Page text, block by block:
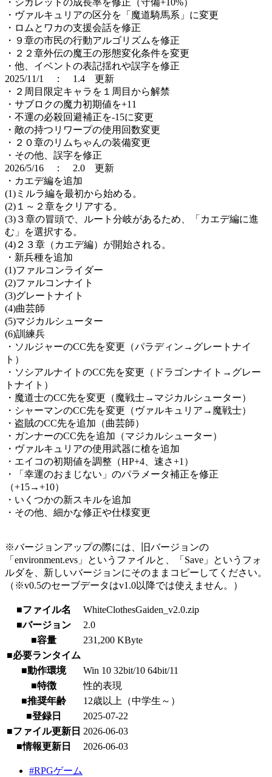
・シガレットの成長率を修正（守備+10%）
・ヴァルキュリアの区分を「魔道騎馬系」に変更
・ロムとワカの支援会話を修正
・９章の市民の行動アルゴリズムを修正
・２２章外伝の魔王の形態変化条件を変更
・他、イベントの表記揺れや誤字を修正
2025/11/1 ： 1.4 更新
・２周目限定キャラを１周目から解禁
・サブロクの魔力初期値を+11
・不運の必殺回避補正を-15に変更
・敵の持つリワープの使用回数変更
・２０章のリムちゃんの装備変更
・その他、誤字を修正
2026/5/16 ： 2.0 更新
・カエデ編を追加
(1)ミルラ編を最初から始める。
(2)１～２章をクリアする。
(3)３章の冒頭で、ルート分岐があるため、「カエデ編に進
む」を選択する。
(4)２３章（カエデ編）が開始される。
・新兵種を追加
(1)ファルコンライダー
(2)ファルコンナイト
(3)グレートナイト
(4)曲芸師
(5)マジカルシューター
(6)訓練兵
・ソルジャーのCC先を変更（パラディン→グレートナイ
ト）
・ソシアルナイトのCC先を変更（ドラゴンナイト→グレー
トナイト）
・魔道士のCC先を変更（魔戦士→マジカルシューター）
・シャーマンのCC先を変更（ヴァルキュリア→魔戦士）
・盗賊のCC先を追加（曲芸師）
・ガンナーのCC先を追加（マジカルシューター）
・ヴァルキュリアの使用武器に槍を追加
・エイコの初期値を調整（HP+4、速さ+1）
・「幸運のおまじない」のパラメータ補正を修正
（+15→+10）
・いくつかの新スキルを追加
・その他、細かな修正や仕様変更
※バージョンアップの際には、旧バージョンの
「environment.evs」というファイルと、「Save」というフォ
ルダを、新しいバージョンにそのままコピーしてください。
（※v0.5のセーブデータはv1.0以降では使えません。）
■ファイル名
WhiteClothesGaiden_v2.0.zip
■バージョン
2.0
■容量
231,200 KByte
■必要ランタイム
■動作環境
Win 10 32bit/10 64bit/11
■特徴
性的表現
■推奨年齢
12歳以上（中学生～）
■登録日
2025-07-22
■ファイル更新日 2026-06-03
■情報更新日
2026-06-03
#RPGゲーム